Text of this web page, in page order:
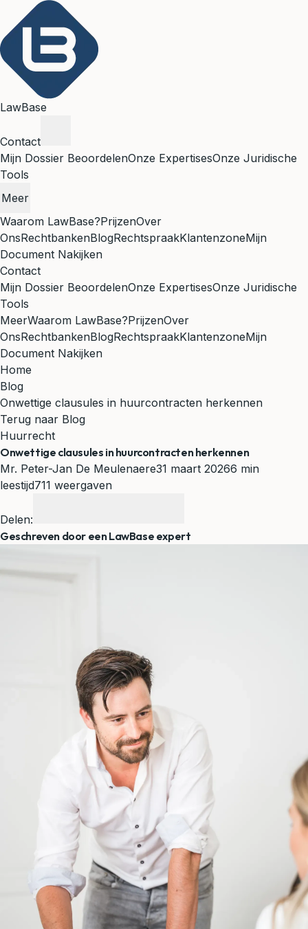
LawBase
Contact
Mijn Dossier BeoordelenOnze ExpertisesOnze Juridische
Tools
Meer
Waarom LawBase?PrijzenOver
OnsRechtbankenBlogRechtspraakKlantenzoneMijn
Document Nakijken
Contact
Mijn Dossier BeoordelenOnze ExpertisesOnze Juridische
Tools
MeerWaarom LawBase?PrijzenOver
OnsRechtbankenBlogRechtspraakKlantenzoneMijn
Document Nakijken
Home
Blog
Onwettige clausules in huurcontracten herkennen
Terug naar Blog
Huurrecht
Onwettige clausules in huurcontracten herkennen
Mr. Peter-Jan De Meulenaere31 maart 20266 min
leestijd711 weergaven
Delen:
Geschreven door een LawBase expert